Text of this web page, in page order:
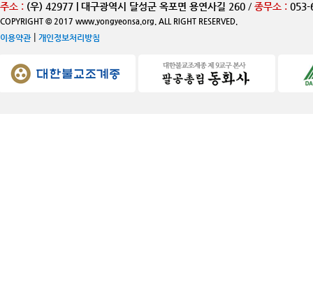
주소 : (우) 42977 | 대구광역시 달성군 옥포면 용연사길 260 / 종무소 : 053-
COPYRIGHT © 2017 www.yongyeonsa.org. ALL RIGHT RESERVED.
이용약관| 개인정보처리방침